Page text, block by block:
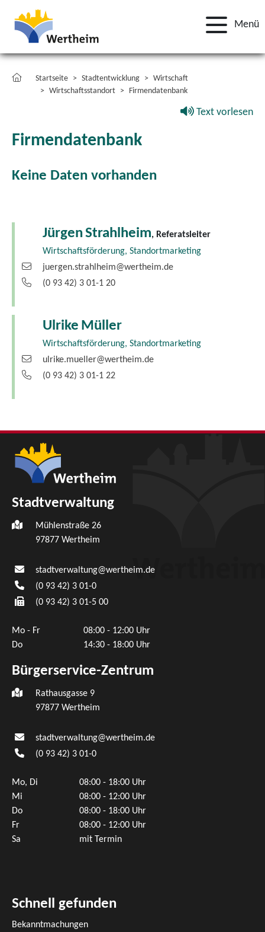
Menü
Startseite Stadtentwicklung
Wirtschaft
Wirtschaftsstandort
Firmendatenbank
Text vorlesen
Firmendatenbank
Keine Daten vorhanden
JürgenStrahlheim, Referatsleiter
Wirtschaftsförderung, Standortmarketing
juergen.strahlheim@wertheim.de
(0 93 42) 3 01-1 20
Ulrike Müller
Wirtschaftsförderung, Standortmarketing
ulrike.mueller@wertheim.de
(0 93 42) 3 01-1 22
Stadtverwaltung
Mühlenstraße 26
97877 Wertheim
stadtverwaltung@wertheim.de
(0 93 42) 3 01-0
(0 93 42) 3 01-5 00
Mo - Fr
08:00 - 12:00 Uhr
Do
14:30 - 18:00 Uhr
Bürgerservice-Zentrum
Rathausgasse 9
97877 Wertheim
stadtverwaltung@wertheim.de
(0 93 42) 3 01-0
Mo, Di
08:00 - 18:00 Uhr
Mi
08:00 - 12:00 Uhr
Do
08:00 - 18:00 Uhr
Fr
08:00 - 12:00 Uhr
Sa
mit Termin
Schnell gefunden
Bekanntmachungen